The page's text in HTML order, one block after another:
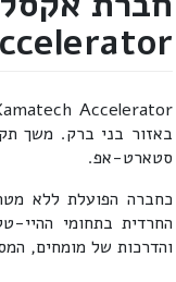
סטארט-אפ.
החרדית בתחומי
והדרכות של מומחים,